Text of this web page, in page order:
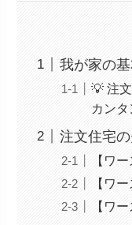
我が家の
💡 注
カンタ
注文住宅
【ワ
【ワ
【ワ